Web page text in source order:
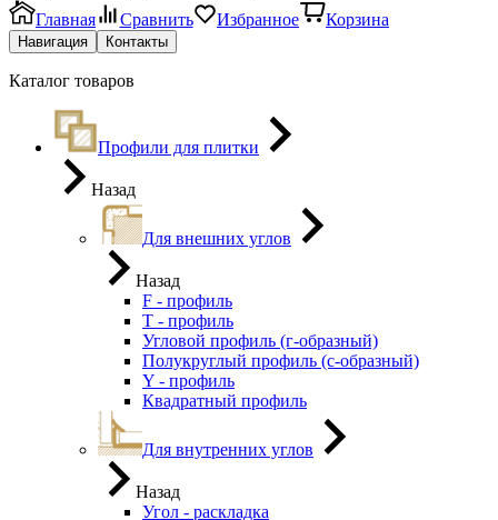
Главная Сравнить Избранное Корзина
Навигация Контакты
Каталог товаров
Профили для плитки
Назад
Для внешних углов
Назад
F - профиль
Т - профиль
Угловой профиль (г-образный)
Полукруглый профиль (с-образный)
Y - профиль
Квадратный профиль
Для внутренних углов
Назад
Угол - раскладка